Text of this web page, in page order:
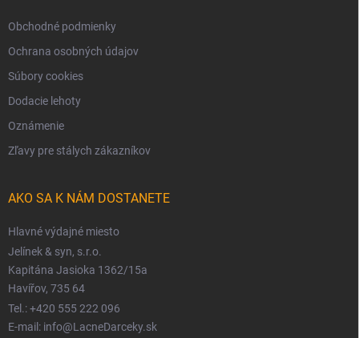
Obchodné podmienky
Ochrana osobných údajov
Súbory cookies
Dodacie lehoty
Oznámenie
Zľavy pre stálych zákazníkov
AKO SA K NÁM DOSTANETE
Hlavné výdajné miesto
Jelínek & syn, s.r.o.
Kapitána Jasioka 1362/15a
Havířov, 735 64
Tel.: +420 555 222 096
E-mail: info@LacneDarceky.sk